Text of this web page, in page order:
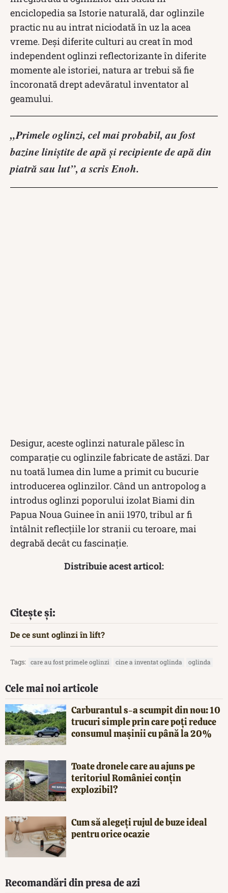
enciclopedia sa Istorie naturală, dar oglinzile
practic nu au intrat niciodată în uz la acea
vreme. Deși diferite culturi au creat în mod
independent oglinzi reflectorizante în diferite
momente ale istoriei, natura ar trebui să fie
încoronată drept adevăratul inventator al
geamului.
„Primele oglinzi, cel mai probabil, au fost
bazine liniștite de apă și recipiente de apă din
piatră sau lut”, a scris Enoh.
Desigur, aceste oglinzi naturale pălesc în
comparație cu oglinzile fabricate de astăzi. Dar
nu toată lumea din lume a primit cu bucurie
introducerea oglinzilor. Când un antropolog a
introdus oglinzi poporului izolat Biami din
Papua Noua Guinee în anii 1970, tribul ar fi
întâlnit reflecțiile lor stranii cu teroare, mai
degrabă decât cu fascinație.
Distribuie acest articol:
Citește și:
De ce sunt oglinzi în lift?
Tags: care au fost primele oglinzi cine a inventat oglinda oglinda
Cele mai noi articole
Carburantul s-a scumpit din nou: 10
trucuri simple prin care poți reduce
consumul mașinii cu până la 20%
Toate dronele care au ajuns pe
teritoriul României conțin
explozibil?
Cum să alegeți rujul de buze ideal
pentru orice ocazie
Recomandări din presa de azi